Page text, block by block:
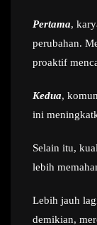
Pertama,
perubahan.
proaktif
Kedua,
ini
Selain itu,
lebih
Lebih jauh
demikian,